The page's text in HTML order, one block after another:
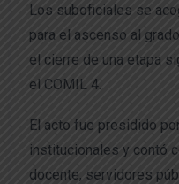
Los suboficiales se
para el ascenso al
el cierre de una etapa
el COMIL 4.
El acto fue presidido
institucionales y contó
docente, servidores